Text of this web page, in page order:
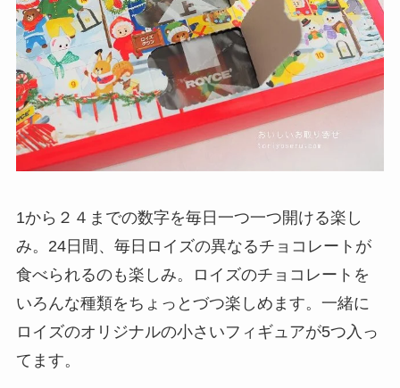
1から２４までの数字を毎日一つ一つ開ける楽し
み。24日間、毎日ロイズの異なるチョコレートが
食べられるのも楽しみ。ロイズのチョコレートを
いろんな種類をちょっとづつ楽しめます。一緒に
ロイズのオリジナルの小さいフィギュアが5つ入っ
てます。